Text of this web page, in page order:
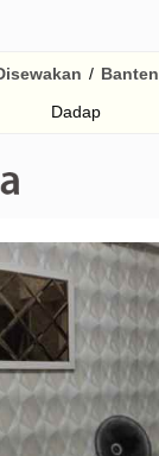
/ Banten
Dadap